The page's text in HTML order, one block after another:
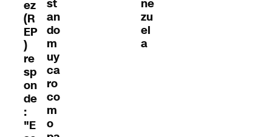
ez
(R
EP
)
re
sp
on
de
:
"E
st
an
do
m
uy
ca
ro
co
m
o
ne
zu
el
a